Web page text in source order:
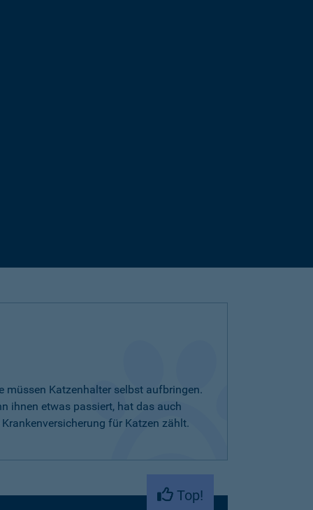
müssen Katzenhalter selbst aufbringen.
ihnen etwas passiert, hat das auch
für Katzen zählt.
Top!